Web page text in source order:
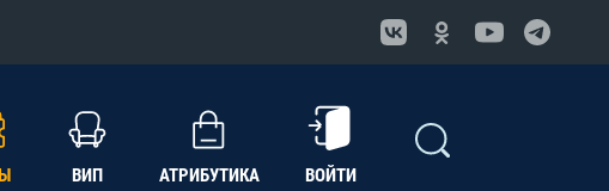
ВИП АТРИБУТИКА ВОЙТИ